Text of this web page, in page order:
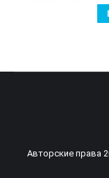
Авторские права